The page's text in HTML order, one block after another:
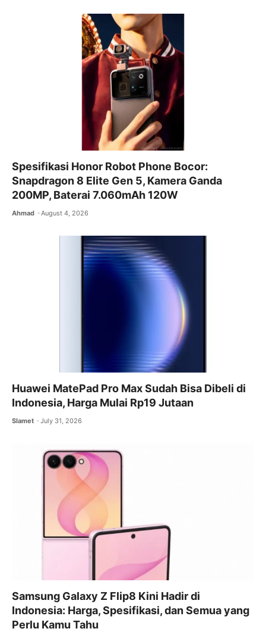
p
p
m
Spesifikasi Honor Robot Phone Bocor:
Snapdragon 8 Elite Gen 5, Kamera Ganda
200MP, Baterai 7.060mAh 120W
Ahmad August 4, 2026
Huawei MatePad Pro Max Sudah Bisa Dibeli di
Indonesia, Harga Mulai Rp19 Jutaan
Slamet July 31, 2026
Samsung Galaxy Z Flip8 Kini Hadir di
Indonesia: Harga, Spesifikasi, dan Semua yang
Perlu Kamu Tahu